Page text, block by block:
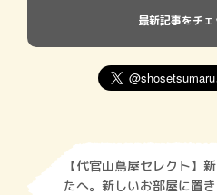
最新記事をチ
【代官山蔦屋セレクト】
たへ。新しいお部屋に置